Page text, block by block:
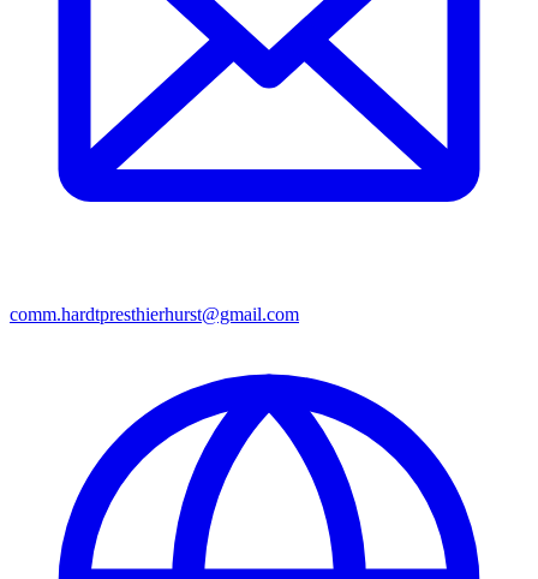
comm.hardtpresthierhurst@gmail.com